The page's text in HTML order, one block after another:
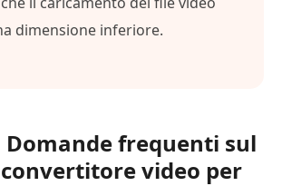
dimensione inferiore.
Domande frequenti sul
video per